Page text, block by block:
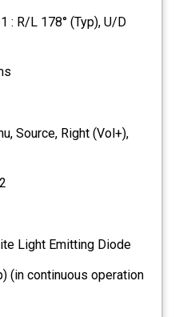
: R/L 178° (Typ), U/D
Source, Right (Vol+),
Light Emitting Diode
(in continuous operation